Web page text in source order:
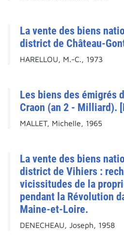
La vente des biens
district de Château-
HARELLOU, M.-C., 1973
Les biens des émigrés
Craon (an 2 - Milliard).
MALLET, Michelle, 1965
La vente des biens
district de Vihiers :
vicissitudes de la
pendant la Révolution
Maine-et-Loire.
DENECHEAU, Joseph, 1958